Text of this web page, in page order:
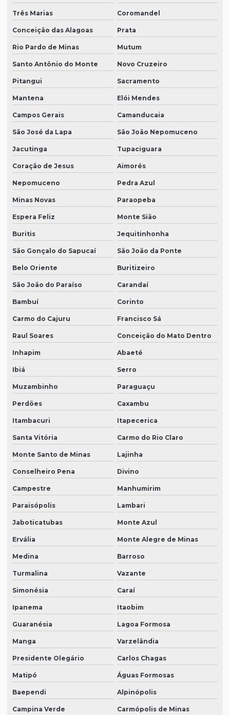
Três Marias Coromandel
Conceição das Alagoas Prata
Rio Pardo de Minas Mutum
Santo Antônio do Monte Novo Cruzeiro
Pitangui Sacramento
Mantena Elói Mendes
Campos Gerais Camanducaia
São José da Lapa São João Nepomuceno
Jacutinga Tupaciguara
Coração de Jesus Aimorés
Nepomuceno Pedra Azul
Minas Novas Paraopeba
Espera Feliz Monte Sião
Buritis Jequitinhonha
São Gonçalo do Sapucaí São João da Ponte
Belo Oriente Buritizeiro
São João do Paraíso Carandaí
Bambuí Corinto
Carmo do Cajuru Francisco Sá
Raul Soares Conceição do Mato Dentro
Inhapim Abaeté
Ibiá Serro
Muzambinho Paraguaçu
Perdões Caxambu
Itambacuri Itapecerica
Santa Vitória Carmo do Rio Claro
Monte Santo de Minas Lajinha
Conselheiro Pena Divino
Campestre Manhumirim
Paraisópolis Lambari
Jaboticatubas Monte Azul
Ervália Monte Alegre de Minas
Medina Barroso
Turmalina Vazante
Simonésia Caraí
Ipanema Itaobim
Guaranésia Lagoa Formosa
Manga Varzelândia
Presidente Olegário Carlos Chagas
Matipó Águas Formosas
Baependi Alpinópolis
Campina Verde Carmópolis de Minas